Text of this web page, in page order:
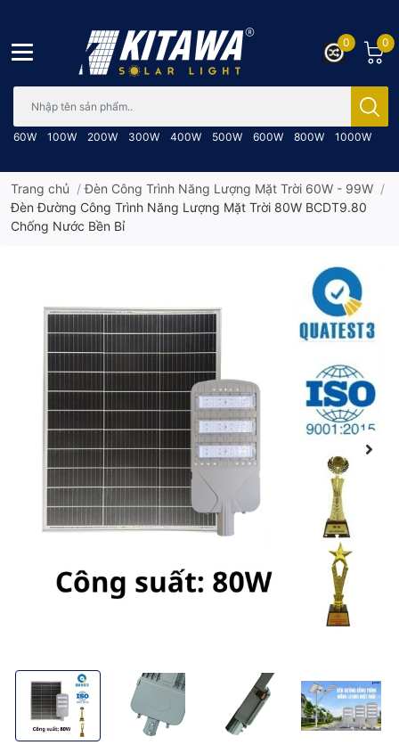
60W 100W 200W 300W 400W 500W 600W 800W 1000W
0
0
Trang chủ /Đèn Công Trình Năng Lượng Mặt Trời 60W - 99W /
Đèn Đường Công Trình Năng Lượng Mặt Trời 80W BCDT9.80
Chống Nước Bền Bỉ
Đèn Đường Công Trình Năng Lượng Mặt Trời 80W BCDT9.80
Đèn Đường Công Trình Năng Lượng Mặt Trời
Đèn Đường Công Trình Năng
Đèn Đường